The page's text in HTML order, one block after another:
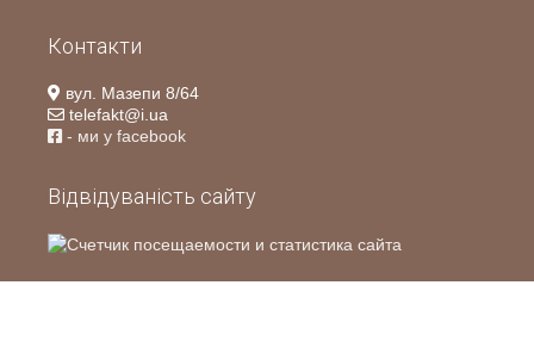
Контакти
вул. Мазепи 8/64
telefakt@i.ua
- ми у facebook
Відвідуваність сайту